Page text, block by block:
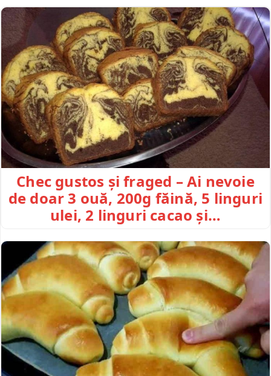
Chec gustos și fraged – Ai nevoie
de doar 3 ouă, 200g făină, 5 linguri
ulei, 2 linguri cacao și…